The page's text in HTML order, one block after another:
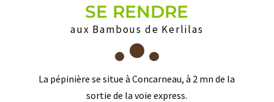
SE RENDRE
aux Bambous de Kerlilas
La pépinière se situe à Concarneau, à 2 mn de la
sortie de la voie express.